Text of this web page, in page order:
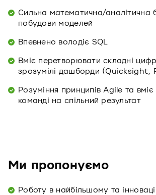
Сильна математична/аналітична
побудови моделей
Впевнено володіє SQL
Вміє перетворювати складні
зрозумілі дашборди (Quicksight,
Розуміння принципів Agile та
команді на спільний результат
Ми пропонуємо
Роботу в найбільшому та